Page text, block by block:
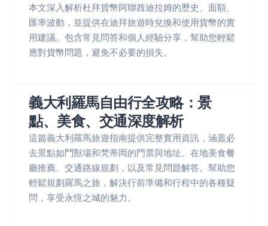
本文深入解析杜拜貨幣阿聯酋迪拉姆的歷史、面額、
匯率波動，並提供在迪拜旅遊時兌換和使用貨幣的實
用建議。包含常見問答和個人經驗分享，幫助您輕鬆
應對貨幣問題，避免不必要的損失。
義大利羅馬自由行全攻略：景
點、美食、交通深度解析
這篇義大利羅馬旅遊指南提供完整實用資訊，涵蓋必
去景點如鬥獸場和梵蒂岡的門票與地址、在地美食餐
廳推薦、交通路線規劃，以及常見問題解答。幫助您
輕鬆規劃羅馬之旅，解決行前準備和行程中的各種疑
問，享受永恆之城的魅力。